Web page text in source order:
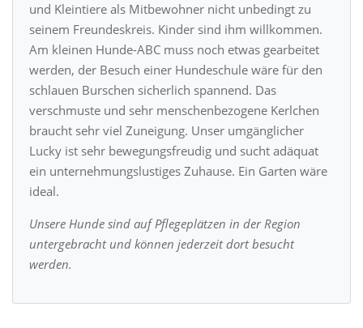
und Kleintiere als Mitbewohner nicht unbedingt zu
seinem Freundeskreis. Kinder sind ihm willkommen.
Am kleinen Hunde-ABC muss noch etwas gearbeitet
werden, der Besuch einer Hundeschule wäre für den
schlauen Burschen sicherlich spannend. Das
verschmuste und sehr menschenbezogene Kerlchen
braucht sehr viel Zuneigung. Unser umgänglicher
Lucky ist sehr bewegungsfreudig und sucht adäquat
ein unternehmungslustiges Zuhause. Ein Garten wäre
ideal.
Unsere Hunde sind auf Pflegeplätzen in der Region
untergebracht und können jederzeit dort besucht
werden.